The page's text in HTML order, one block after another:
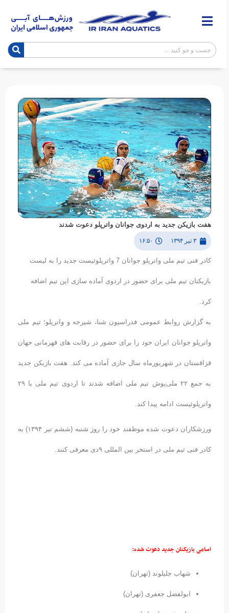
هفت بازیکن جدید به اردوی جوانان واترپلو دعوت شدند
۱۶:۵۰
کادر فنی تیم ملی واترپلو جوانان 7 واترپلوئیست جدید را به لیست
بازیکنان تیم ملی برای حضور در اردوی آماده سازی این تیم اضافه
کرد.
به گزارش روابط عمومی فدراسیون شنا، شیرجه و واترپلو؛ تیم ملی
واترپلو جوانان ایران خود را برای حضور در رقابت های قهرمانی جهان
قزاقستان در شهریورماه سال جاری آماده می کند. هفت بازیکن جدید
به جمع ۲۲ ملی‌پوش تیم ملی اضافه شدند تا اردوی تیم ملی با ۲۹
واترپلوئیست ادامه پیدا کند.
ورزشکاران دعوت شده موظفند خود را روز شنبه (ششم تیر ۱۳۹۴) به
کادر فنی تیم ملی در استخر بین المللی ۹دی معرفی کنند.
اسامی بازیکنان جدید دعوت شده:
شهاب جلیلوند (تهران)
ابولفضل جعفری (تهران)